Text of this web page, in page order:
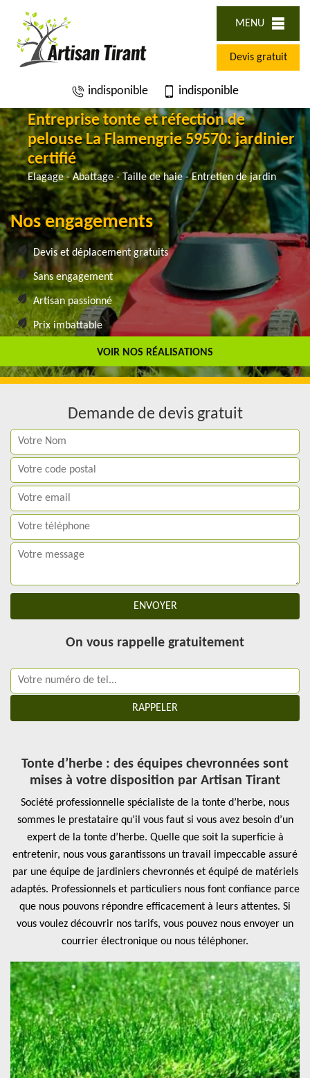
MENU
Devis gratuit
indisponible indisponible
Entreprise tonte et réfection de
pelouse La Flamengrie 59570: jardinier
certifié
Elagage - Abattage - Taille de haie - Entretien de jardin
VOIR NOS RÉALISATIONS
Nos engagements
Devis et déplacement gratuits
Sans engagement
Artisan passionné
Prix imbattable
Travail de qualité
Demande de devis gratuit
On vous rappelle gratuitement
Tonte d’herbe : des équipes chevronnées sont
mises à votre disposition par Artisan Tirant
Société professionnelle spécialiste de la tonte d’herbe, nous
sommes le prestataire qu’il vous faut si vous avez besoin d’un
expert de la tonte d’herbe. Quelle que soit la superficie à
entretenir, nous vous garantissons un travail impeccable assuré
par une équipe de jardiniers chevronnés et équipé de matériels
adaptés. Professionnels et particuliers nous font confiance parce
que nous pouvons répondre efficacement à leurs attentes. Si
vous voulez découvrir nos tarifs, vous pouvez nous envoyer un
courrier électronique ou nous téléphoner.